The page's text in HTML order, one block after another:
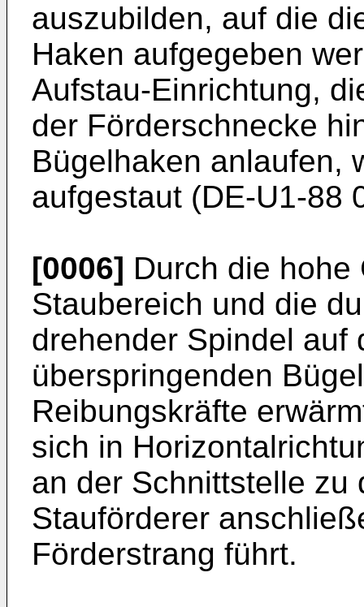
auszubilden, auf die
Haken aufgegeben
Aufstau-Einrichtung,
der Förderschnecke
Bügelhaken anlaufen,
aufgestaut (DE-U1-88
[0006] Durch die hohe
Staubereich und die
drehender Spindel auf
überspringenden
Reibungskräfte
sich in
an der Schnittstelle zu
Stauförderer
Förderstrang führt.